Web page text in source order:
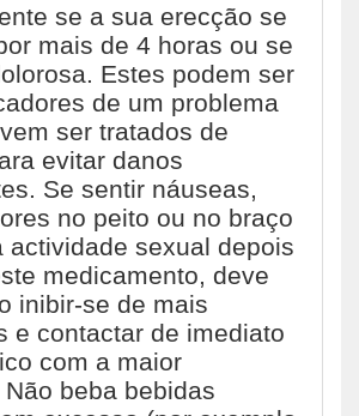
se a sua erecção se
mais de 4 horas ou se
Estes podem ser
de um problema
ser tratados de
evitar danos
Se sentir náuseas,
no peito ou no braço
actividade sexual depois
medicamento, deve
inibir-se de mais
e contactar de imediato
com a maior
beba bebidas